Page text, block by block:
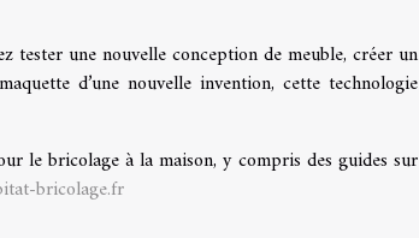
tester une nouvelle conception de meuble, créer un
d’une nouvelle invention, cette technologie
le bricolage à la maison, y compris des guides sur
bricolage.fr